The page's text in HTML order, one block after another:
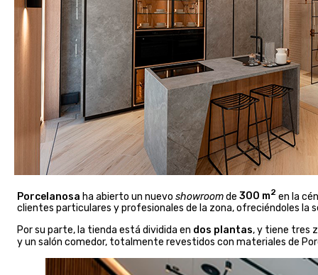
Porcelanosa ha abierto un nuevo showroomde 300 m2 en la
clientes particulares y profesionales de la zona, ofreciéndoles la
Por su parte, la tienda está dividida en dos plantas, y tiene tres
y un salón comedor, totalmente revestidos con materiales de